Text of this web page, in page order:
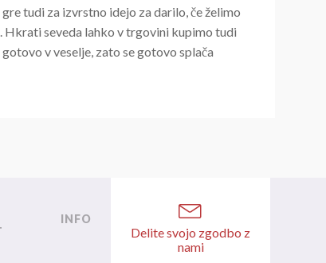
tudi za izvrstno idejo za darilo, če želimo
seveda lahko v trgovini kupimo tudi
v veselje, zato se gotovo splača
INFO
Delite svojo zgodbo z
nami